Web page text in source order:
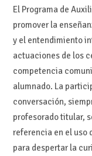
El Programa de
promover la
y el entendimiento
actuaciones de los
competencia
alumnado. La
conversación,
profesorado titular,
referencia en el uso
para despertar la